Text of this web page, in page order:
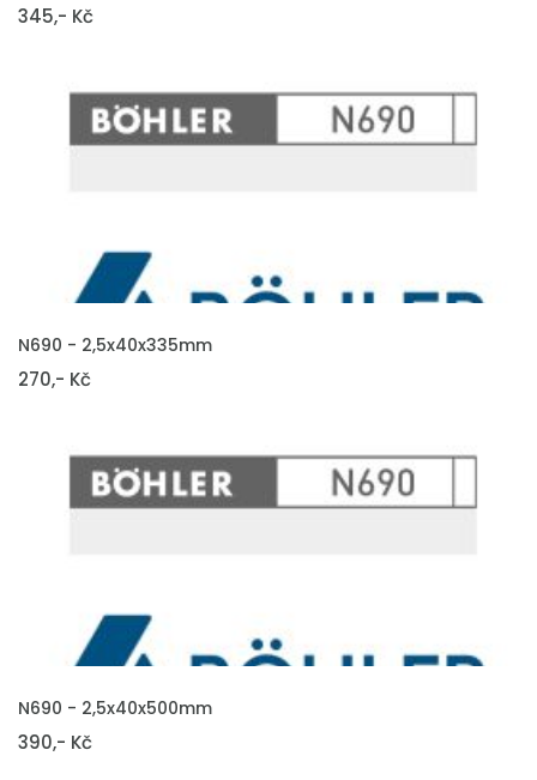
345,- Kč
VLOŽIT DO KOŠÍKU
N690 - 2,5x40x335mm
270,- Kč
VLOŽIT DO KOŠÍKU
N690 - 2,5x40x500mm
390,- Kč